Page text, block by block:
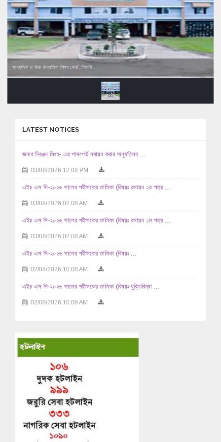
মাধ্যমিক ও উচ্চ মাধ্যমিক শিক্ষা বোর্ড, সিলেট
LATEST NOTICES
জনাব নিরঞ্জন সিংহ- এর পাসপোর্ট নবায়ন করার অনুমতিসহ ...
03/08/2026 12:08 PM
এইচ এস সি-২০২৬ সালের পরীক্ষকের তালিকা (বিষয়ঃ রসায়ন ২য় পত্র ...
03/08/2026 02:08 AM
এইচ এস সি-২০২৬ সালের পরীক্ষকের তালিকা (বিষয়ঃ রসায়ন ১ম পত্র ...
03/08/2026 02:08 AM
এইচ এস সি-২০২৬ সালের পরীক্ষকের তালিকা (বিষয়ঃ ...
02/08/2026 10:08 AM
এইচ এস সি-২০২৬ সালের পরীক্ষকের তালিকা (বিষয়ঃ যুক্তিবিদ্যা ...
02/08/2026 10:08 AM
এইচ এস সি-২০২৬ সালের পরীক্ষকের তালিকা (বিষয়ঃ ...
29/07/2026 04:07 AM
এইচ এস সি-২০২৬ সালের পরীক্ষকের তালিকা (বিষয়ঃ হিসাববিজ্ঞান ...
29/07/2026 04:07 AM
এইচ এস সি-২০২৬ সালের পরীক্ষকের তালিকা (বিষয়ঃ হিসাববিজ্ঞান ...
29/07/2026 04:07 AM